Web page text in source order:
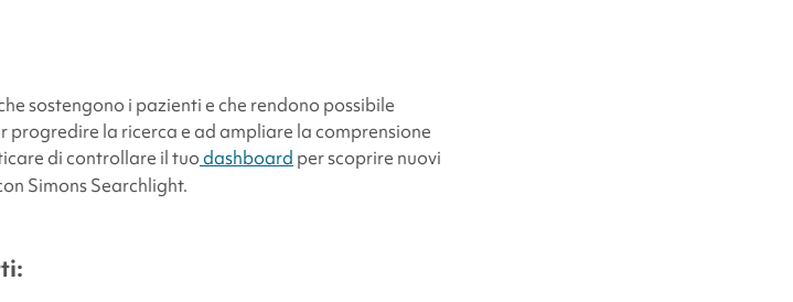
sostengono i pazienti e che rendono possibile
la ricerca e ad ampliare la comprensione
di controllare il tuodashboard per scoprire nuovi
Simons Searchlight.